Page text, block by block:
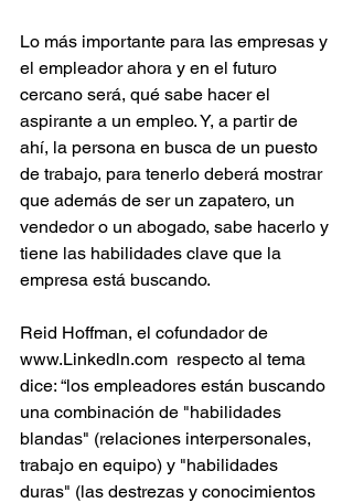
Lo más importante para las empresas y
el empleador ahora y en el futuro
cercano será, qué sabe hacer el
aspirante a un empleo. Y, a partir de
ahí, la persona en busca de un puesto
de trabajo, para tenerlo deberá mostrar
que además de ser un zapatero, un
vendedor o un abogado, sabe hacerlo y
tiene las habilidades clave que la
empresa está buscando.
Reid Hoffman, el cofundador de
www.Linkedln.com  respecto al tema
dice: “los empleadores están buscando
una combinación de "habilidades
blandas" (relaciones interpersonales,
trabajo en equipo) y "habilidades
duras" (las destrezas y conocimientos